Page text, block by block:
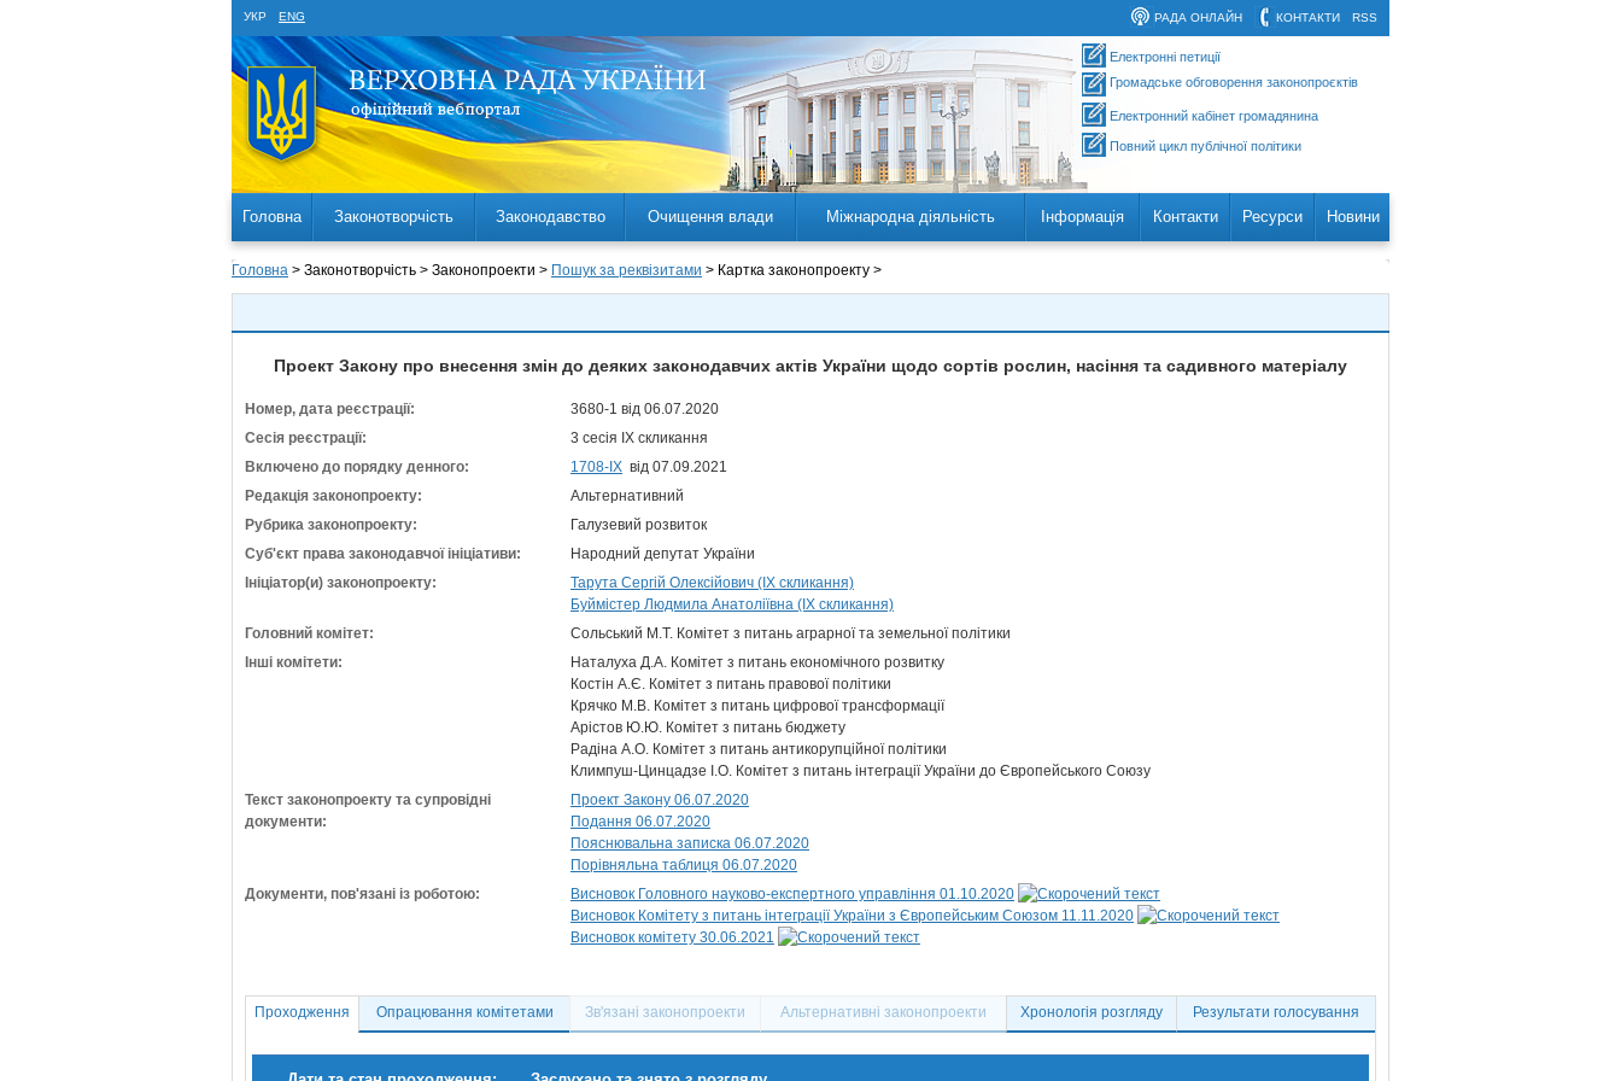
УКР ENG RSS
КОНТАКТИ
РАДА ОНЛАЙН
Електронні петиції
Громадське обговорення законопроєктів
Електронний кабінет громадянина
Повний цикл публічної політики
Головна Законотворчість Законодавство Очищення влади Міжнародна діяльність Інформація Контакти Ресурси Новини
Головна > Законотворчість > Законопроекти > Пошук за реквізитами > Картка законопроекту >
Проект Закону про внесення змін до деяких законодавчих актів України щодо сортів рослин, насіння та садивного матеріалу
Номер, дата реєстрації:
3680-1 від 06.07.2020
Сесія реєстрації:
3 сесія IX скликання
Включено до порядку денного:
1708-ІХ від 07.09.2021
Редакція законопроекту:
Альтернативний
Рубрика законопроекту:
Галузевий розвиток
Суб'єкт права законодавчої ініціативи:
Народний депутат України
Ініціатор(и) законопроекту:
Тарута Сергій Олексійович (IX скликання)
Буймістер Людмила Анатоліївна (IX скликання)
Головний комітет:
Сольський М.Т. Комітет з питань аграрної та земельної політики
Інші комітети:
Наталуха Д.А. Комітет з питань економічного розвитку
Костін А.Є. Комітет з питань правової політики
Крячко М.В. Комітет з питань цифрової трансформації
Арістов Ю.Ю. Комітет з питань бюджету
Радіна А.О. Комітет з питань антикорупційної політики
Климпуш-Цинцадзе І.О. Комітет з питань інтеграції України до Європейського Союзу
Текст законопроекту та супровідні
документи:
Проект Закону 06.07.2020
Подання 06.07.2020
Пояснювальна записка 06.07.2020
Порівняльна таблиця 06.07.2020
Документи, пов'язані із роботою:
Висновок Головного науково-експертного управління 01.10.2020
Висновок Комітету з питань інтеграції України з Європейським Союзом 11.11.2020
Висновок комітету 30.06.2021
Проходження Опрацювання комітетами Зв'язані законопроекти Альтернативні законопроекти Хронологія розгляду Результати голосування